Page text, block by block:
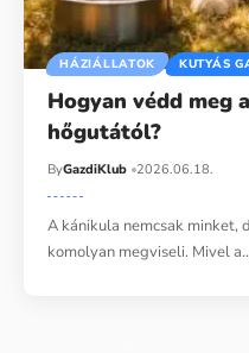
HÁZIÁLLATOK KUTYÁS
Hogyan védd meg
hőgutától?
ByGazdiKlub 2026.06.18.
A kánikula nemcsak minket,
komolyan megviseli. Mivel